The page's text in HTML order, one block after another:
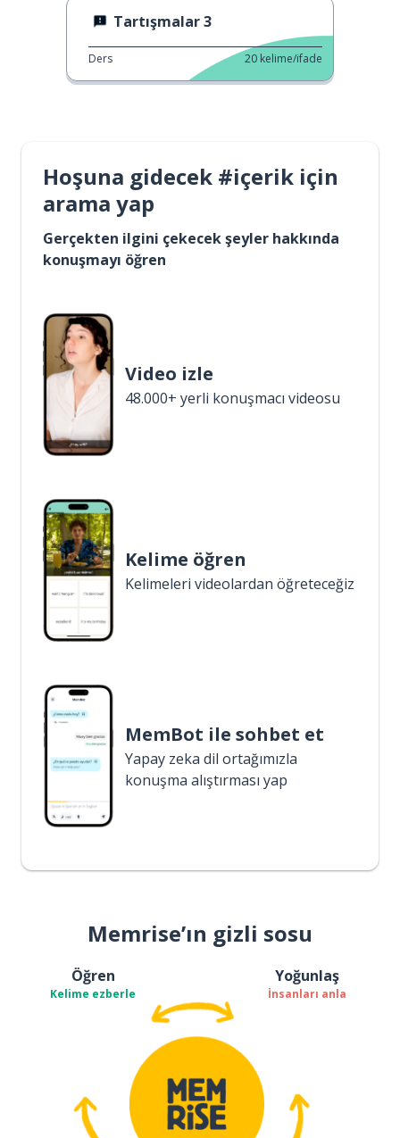
Tartışmalar 3
Ders 20 kelime/ifade
Hoşuna gidecek #içerik için
arama yap
Gerçekten ilgini çekecek şeyler hakkında
konuşmayı öğren
Video izle
48.000+ yerli konuşmacı videosu
Kelime öğren
Kelimeleri videolardan öğreteceğiz
MemBot ile sohbet et
Yapay zeka dil ortağımızla
konuşma alıştırması yap
Memrise’ın gizli sosu
Öğren
Kelime ezberle
Yoğunlaş
İnsanları anla